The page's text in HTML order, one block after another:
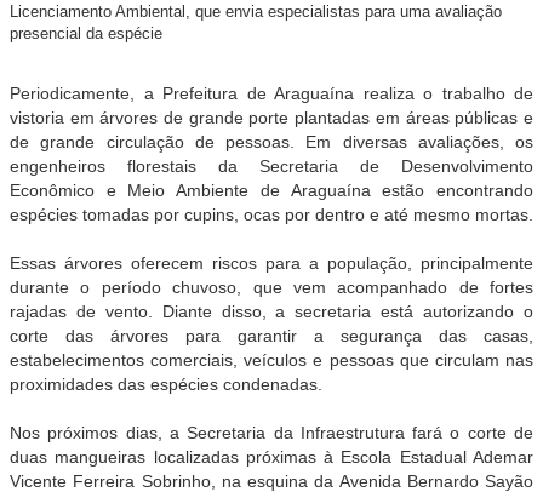
Licenciamento Ambiental, que envia especialistas para uma avaliação
presencial da espécie
Periodicamente, a Prefeitura de Araguaína realiza o trabalho de
vistoria em árvores de grande porte plantadas em áreas públicas e
de grande circulação de pessoas. Em diversas avaliações, os
engenheiros florestais da Secretaria de Desenvolvimento
Econômico e Meio Ambiente de Araguaína estão encontrando
espécies tomadas por cupins, ocas por dentro e até mesmo mortas.
Essas árvores oferecem riscos para a população, principalmente
durante o período chuvoso, que vem acompanhado de fortes
rajadas de vento. Diante disso, a secretaria está autorizando o
corte das árvores para garantir a segurança das casas,
estabelecimentos comerciais, veículos e pessoas que circulam nas
proximidades das espécies condenadas.
Nos próximos dias, a Secretaria da Infraestrutura fará o corte de
duas mangueiras localizadas próximas à Escola Estadual Ademar
Vicente Ferreira Sobrinho, na esquina da Avenida Bernardo Sayão